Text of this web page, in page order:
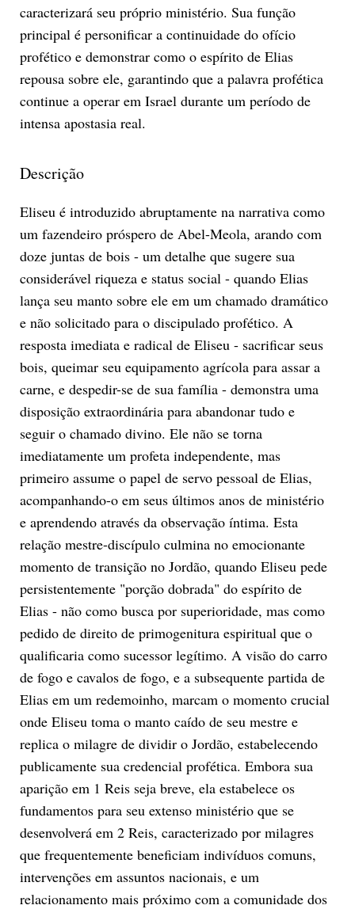
caracterizará seu próprio ministério. Sua função
principal é personificar a continuidade do ofício
profético e demonstrar como o espírito de Elias
repousa sobre ele, garantindo que a palavra profética
continue a operar em Israel durante um período de
intensa apostasia real.
Descrição
Eliseu é introduzido abruptamente na narrativa como
um fazendeiro próspero de Abel-Meola, arando com
doze juntas de bois - um detalhe que sugere sua
considerável riqueza e status social - quando Elias
lança seu manto sobre ele em um chamado dramático
e não solicitado para o discipulado profético. A
resposta imediata e radical de Eliseu - sacrificar seus
bois, queimar seu equipamento agrícola para assar a
carne, e despedir-se de sua família - demonstra uma
disposição extraordinária para abandonar tudo e
seguir o chamado divino. Ele não se torna
imediatamente um profeta independente, mas
primeiro assume o papel de servo pessoal de Elias,
acompanhando-o em seus últimos anos de ministério
e aprendendo através da observação íntima. Esta
relação mestre-discípulo culmina no emocionante
momento de transição no Jordão, quando Eliseu pede
persistentemente "porção dobrada" do espírito de
Elias - não como busca por superioridade, mas como
pedido de direito de primogenitura espiritual que o
qualificaria como sucessor legítimo. A visão do carro
de fogo e cavalos de fogo, e a subsequente partida de
Elias em um redemoinho, marcam o momento crucial
onde Eliseu toma o manto caído de seu mestre e
replica o milagre de dividir o Jordão, estabelecendo
publicamente sua credencial profética. Embora sua
aparição em 1 Reis seja breve, ela estabelece os
fundamentos para seu extenso ministério que se
desenvolverá em 2 Reis, caracterizado por milagres
que frequentemente beneficiam indivíduos comuns,
intervenções em assuntos nacionais, e um
relacionamento mais próximo com a comunidade dos